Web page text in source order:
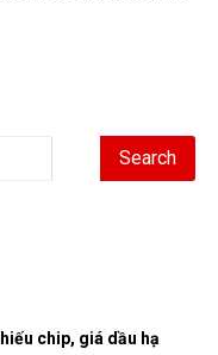
chip, giá dầu hạ